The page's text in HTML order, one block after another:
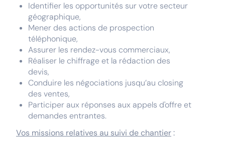
Identifier les opportunités sur votre secteur
géographique,
Mener des actions de prospection
téléphonique,
Assurer les rendez-vous commerciaux,
Réaliser le chiffrage et la rédaction des
devis,
Conduire les négociations jusqu’au closing
des ventes,
Participer aux réponses aux appels d'offre et
demandes entrantes.
Vos missions relatives au suivi de chantier: